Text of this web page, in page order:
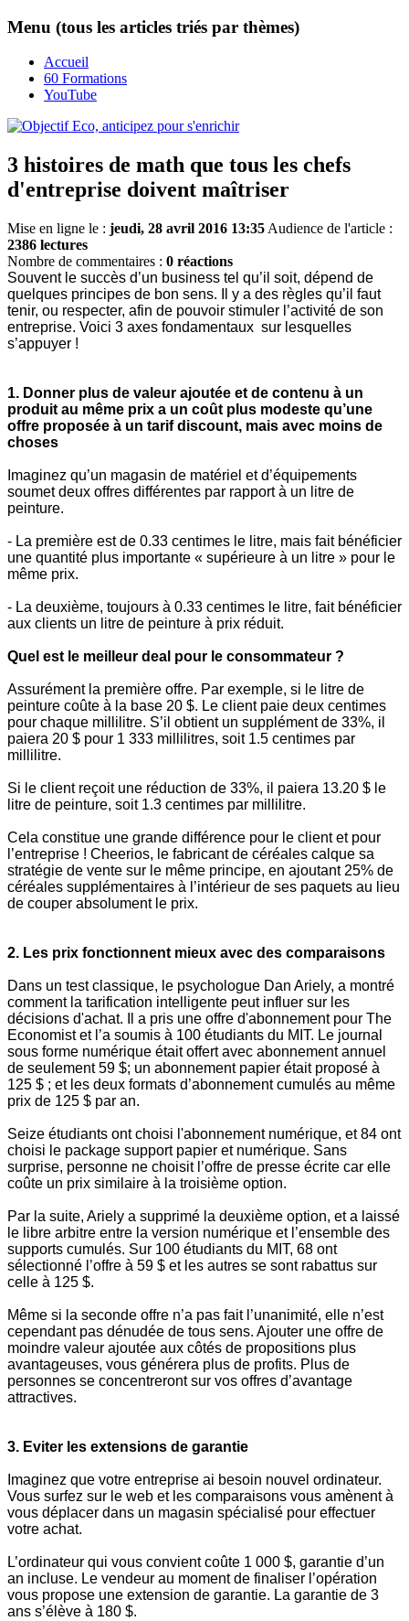
Menu (tous les articles triés par thèmes)
Accueil
60 Formations
YouTube
3 histoires de math que tous les chefs
d'entreprise doivent maîtriser
Mise en ligne le : jeudi, 28 avril 2016 13:35 Audience de l'article :
2386 lectures
Nombre de commentaires : 0 réactions
Souvent le succès d’un business tel qu’il soit, dépend de
quelques principes de bon sens. Il y a des règles qu’il faut
tenir, ou respecter, afin de pouvoir stimuler l’activité de son
entreprise. Voici 3 axes fondamentaux sur lesquelles
s’appuyer !
1. Donner plus de valeur ajoutée et de contenu à un
produit au même prix a un coût plus modeste qu’une
offre proposée à un tarif discount, mais avec moins de
choses
Imaginez qu’un magasin de matériel et d’équipements
soumet deux offres différentes par rapport à un litre de
peinture.
- La première est de 0.33 centimes le litre, mais fait bénéficier
une quantité plus importante « supérieure à un litre » pour le
même prix.
- La deuxième, toujours à 0.33 centimes le litre, fait bénéficier
aux clients un litre de peinture à prix réduit.
Quel est le meilleur deal pour le consommateur ?
Assurément la première offre. Par exemple, si le litre de
peinture coûte à la base 20 $. Le client paie deux centimes
pour chaque millilitre. S’il obtient un supplément de 33%, il
paiera 20 $ pour 1 333 millilitres, soit 1.5 centimes par
millilitre.
Si le client reçoit une réduction de 33%, il paiera 13.20 $ le
litre de peinture, soit 1.3 centimes par millilitre.
Cela constitue une grande différence pour le client et pour
l’entreprise ! Cheerios, le fabricant de céréales calque sa
stratégie de vente sur le même principe, en ajoutant 25% de
céréales supplémentaires à l’intérieur de ses paquets au lieu
de couper absolument le prix.
2. Les prix fonctionnent mieux avec des comparaisons
Dans un test classique, le psychologue Dan Ariely, a montré
comment la tarification intelligente peut influer sur les
décisions d'achat. Il a pris une offre d'abonnement pour The
Economist et l’a soumis à 100 étudiants du MIT. Le journal
sous forme numérique était offert avec abonnement annuel
de seulement 59 $; un abonnement papier était proposé à
125 $ ; et les deux formats d’abonnement cumulés au même
prix de 125 $ par an.
Seize étudiants ont choisi l'abonnement numérique, et 84 ont
choisi le package support papier et numérique. Sans
surprise, personne ne choisit l’offre de presse écrite car elle
coûte un prix similaire à la troisième option.
Par la suite, Ariely a supprimé la deuxième option, et a laissé
le libre arbitre entre la version numérique et l’ensemble des
supports cumulés. Sur 100 étudiants du MIT, 68 ont
sélectionné l’offre à 59 $ et les autres se sont rabattus sur
celle à 125 $.
Même si la seconde offre n’a pas fait l’unanimité, elle n’est
cependant pas dénudée de tous sens. Ajouter une offre de
moindre valeur ajoutée aux côtés de propositions plus
avantageuses, vous générera plus de profits. Plus de
personnes se concentreront sur vos offres d’avantage
attractives.
3. Eviter les extensions de garantie
Imaginez que votre entreprise ai besoin nouvel ordinateur.
Vous surfez sur le web et les comparaisons vous amènent à
vous déplacer dans un magasin spécialisé pour effectuer
votre achat.
L’ordinateur qui vous convient coûte 1 000 $, garantie d’un
an incluse. Le vendeur au moment de finaliser l’opération
vous propose une extension de garantie. La garantie de 3
ans s’élève à 180 $.